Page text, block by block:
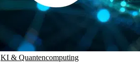
KI & Quantencomputing